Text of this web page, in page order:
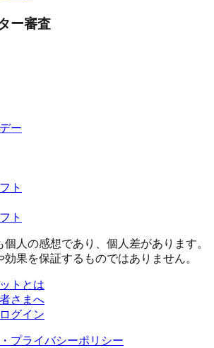
ー審査
ー
ト
ト
人の感想であり、個人差があります。
効果を保証するものではありません。
トとは
さまへ
グイン
プライバシーポリシー